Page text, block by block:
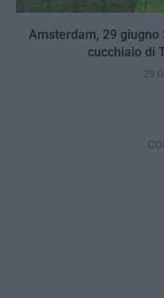
Amsterdam, 29 giugno
cucchiaio di
29